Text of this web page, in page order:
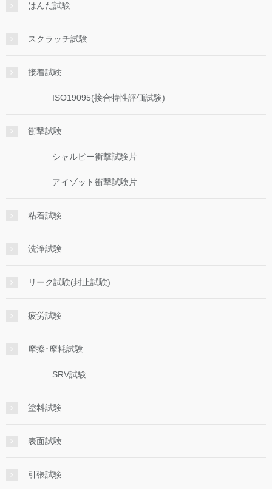
はんだ試験
スクラッチ試験
接着試験
ISO19095(接合特性評価試験)
衝撃試験
シャルピー衝撃試験片
アイゾット衝撃試験片
粘着試験
洗浄試験
リーク試験(封止試験)
疲労試験
摩擦･摩耗試験
SRV試験
塗料試験
表面試験
引張試験